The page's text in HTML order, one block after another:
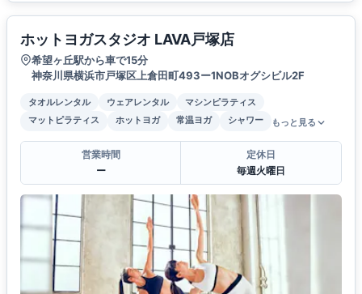
ホットヨガスタジオ LAVA戸塚店
希望ヶ丘駅から車で15分
神奈川県横浜市戸塚区上倉田町493ー1NOBオグシビル2F
タオルレンタル ウェアレンタル
マシンピラティス
マットピラティス
ホットヨガ 常温ヨガ シャワー もっと見る
営業時間
ー
定休日
毎週火曜日